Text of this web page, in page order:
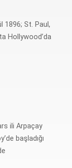
1896; St. Paul,
Hollywood’da
ili Arpaçay
başladığı